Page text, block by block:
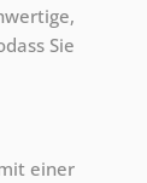
Sie
einer